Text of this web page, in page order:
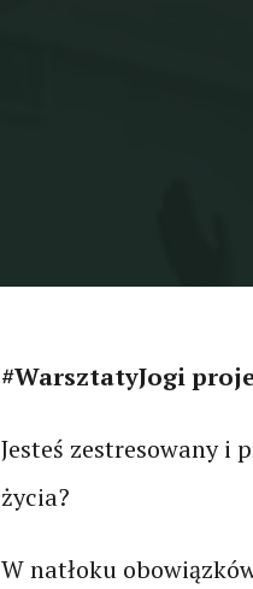
#WarsztatyJogi
Jesteś zestresowany i
życia?
W natłoku